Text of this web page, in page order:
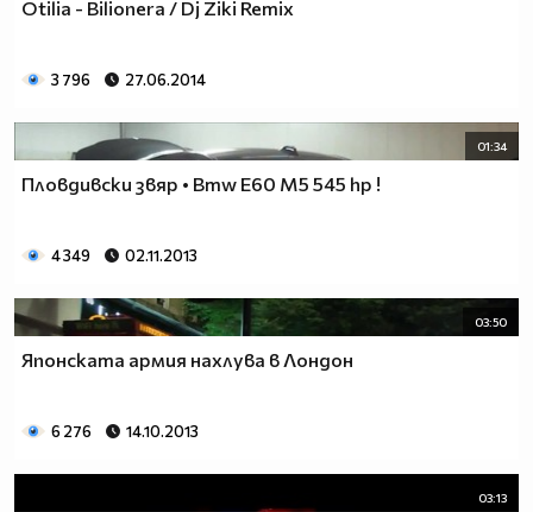
Otilia - Bilionera / Dj Ziki Remix
3 796 27.06.2014
01:34
Пловдивски звяр • Bmw E60 M5 545 hp !
4 349 02.11.2013
03:50
Японската армия нахлува в Лондон
6 276 14.10.2013
03:13